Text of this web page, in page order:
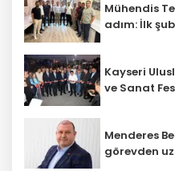
Mühendis
adım: İlk
Kayseri
ve Sanat
Menderes
görevden